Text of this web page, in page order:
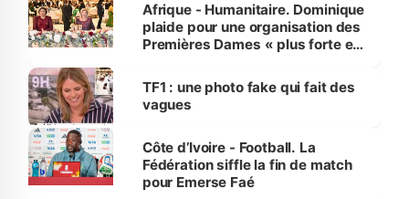
Afrique - Humanitaire. Dominique
plaide pour une organisation des
Premières Dames « plus forte et
sur la scène internationale »
TF1 : une photo fake qui fait des
vagues
Côte d’Ivoire - Football. La
Fédération siffle la fin de match
pour Emerse Faé